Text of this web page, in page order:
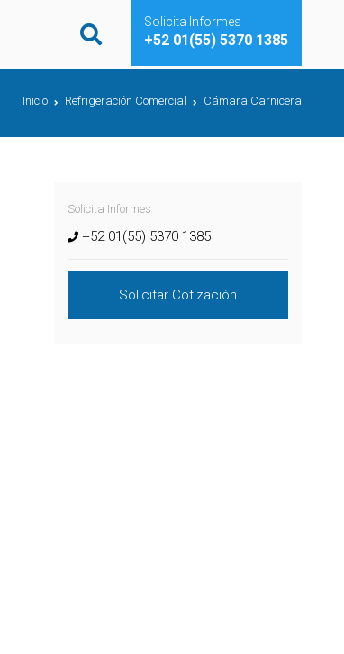
Solicita Informes
+52 01(55) 5370 1385
Inicio Refrigeración Comercial Cámara Carnicera
Solicita Informes
+52 01(55) 5370 1385
Solicitar Cotización